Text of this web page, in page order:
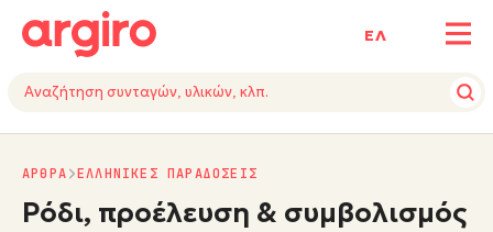
ΕΛ
ΑΡΘΡΑ ΕΛΛΗΝΙΚΕΣ ΠΑΡΑΔΟΣΕΙΣ
Ρόδι, προέλευση & συμβολισμός